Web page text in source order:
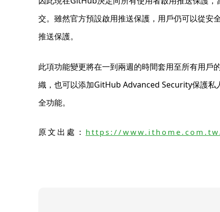
交。雖然官方預設啟用推送保護，用戶仍可以從
推送保護。
此項功能變更將在一到兩週的時間套用至所有用
織，也可以添加GitHub Advanced Security保護私
全功能。
原文出處： https://